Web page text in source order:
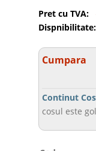
Pret cu TVA:
Dispnibilitate:
Cumpara
Continut Cos
cosul este gol